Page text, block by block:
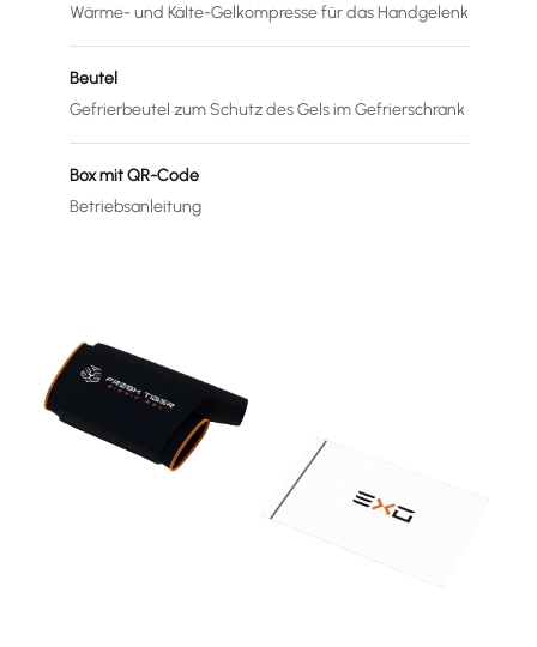
Wärme- und Kälte-Gelkompresse für das Handgelenk
Beutel
Gefrierbeutel zum Schutz des Gels im Gefrierschrank
Box mit QR-Code
Betriebsanleitung